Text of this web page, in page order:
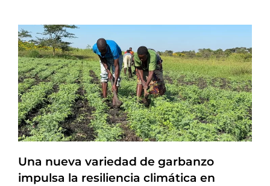
Una nueva variedad de garbanzo
impulsa la resiliencia climática en